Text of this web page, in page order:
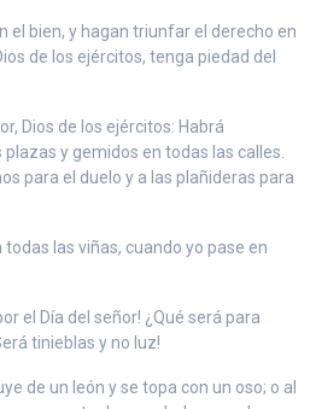
el bien, y hagan triunfar el derecho en
de los ejércitos, tenga piedad del
Dios de los ejércitos: Habrá
y gemidos en todas las calles.
para el duelo y a las plañideras para
las viñas, cuando yo pase en
el Día del señor! ¿Qué será para
tinieblas y no luz!
de un león y se topa con un oso; o al